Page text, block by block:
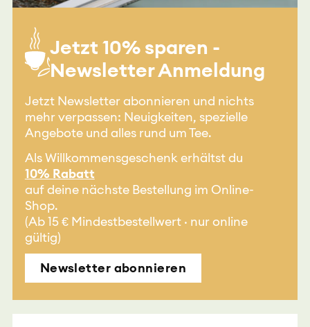
Jetzt 10% sparen -
Newsletter Anmeldung
Jetzt Newsletter abonnieren und nichts
mehr verpassen: Neuigkeiten, spezielle
Angebote und alles rund um Tee.
Als Willkommensgeschenk erhältst du
10% Rabatt
auf deine nächste Bestellung im Online-
Shop.
(Ab 15 € Mindestbestellwert · nur online
gültig)
Newsletter abonnieren